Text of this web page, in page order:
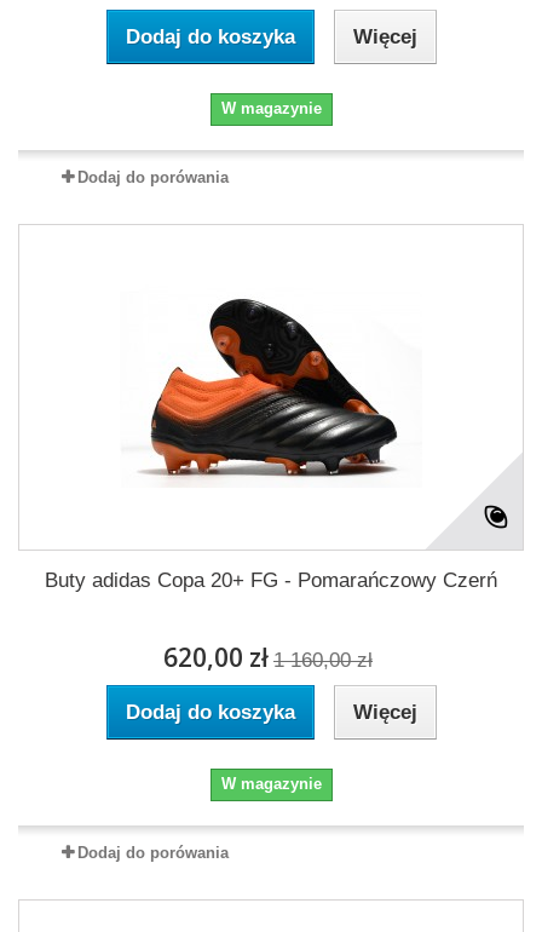
Dodaj do koszyka Więcej
W magazynie
Dodaj do porówania
Buty adidas Copa 20+ FG - Pomarańczowy Czerń
620,00 zł 1 160,00 zł
Dodaj do koszyka Więcej
W magazynie
Dodaj do porówania